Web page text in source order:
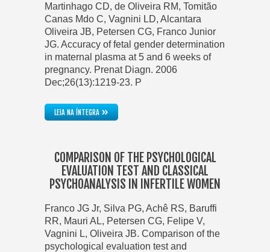
Martinhago CD, de Oliveira RM, Tomitão
Canas Mdo C, Vagnini LD, Alcantara
Oliveira JB, Petersen CG, Franco Junior
JG. Accuracy of fetal gender determination
in maternal plasma at 5 and 6 weeks of
pregnancy. Prenat Diagn. 2006
Dec;26(13):1219-23. P
LEIA NA ÍNTEGRA»
COMPARISON OF THE PSYCHOLOGICAL
EVALUATION TEST AND CLASSICAL
PSYCHOANALYSIS IN INFERTILE WOMEN
Franco JG Jr, Silva PG, Achê RS, Baruffi
RR, Mauri AL, Petersen CG, Felipe V,
Vagnini L, Oliveira JB. Comparison of the
psychological evaluation test and